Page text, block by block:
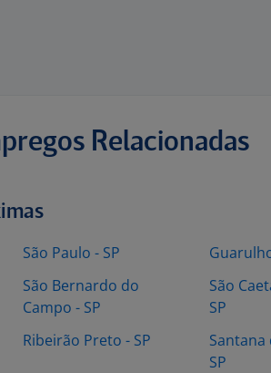
Relacionadas
São Paulo - SP
São Bernardo do
Campo - SP
Ribeirão Preto - SP
São
SP
Santana
SP